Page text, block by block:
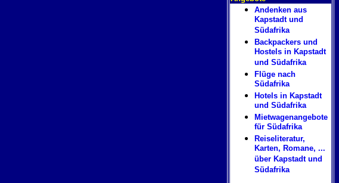
Andenken aus
Kapstadt und
Südafrika
Backpackers und
Hostels in Kapstadt
und Südafrika
Flüge nach
Südafrika
Hotels in Kapstadt
und Südafrika
Mietwagenangebote
für Südafrika
Reiseliteratur,
Karten, Romane, ...
über Kapstadt und
Südafrika